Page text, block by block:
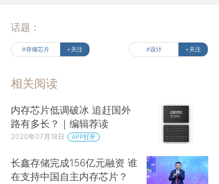
话题：
#存储芯片 +关注 #设计 +关注
相关阅读
内存芯片低调破冰 追赶国外
路有多长？｜编辑荐读
2020年07月18日 APP打开
长鑫存储完成156亿元融资 谁
在支持中国自主内存芯片？